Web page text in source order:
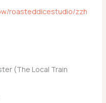
roasteddicestudio/zzh
(The Local Train